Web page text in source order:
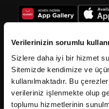
Verilerinizin sorumlu
Sizlere daha iyi bir hizmet
Sitemizde kendimize ve
kullanılmaktadır. Bu
verileriniz işlenmekte olup
toplumu hizmetlerinin
2026Fikriyat. Tüm hakları